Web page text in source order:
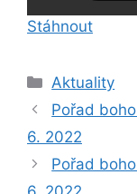
Stáhnout
Rubriky
Aktuality
Pořad
6. 2022
Pořad